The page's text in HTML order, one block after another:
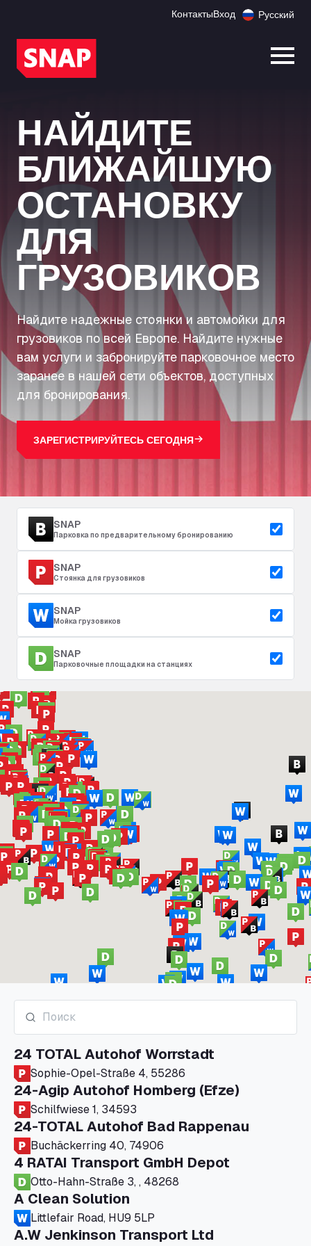
КонтактыВход Русский
НАЙДИТЕ
БЛИЖАЙШУЮ
ОСТАНОВКУ
ДЛЯ
ГРУЗОВИКОВ
Найдите надежные стоянки и автомойки для
грузовиков по всей Европе. Найдите нужные
вам услуги и забронируйте парковочное место
заранее в нашей сети объектов, доступных
для бронирования.
ЗАРЕГИСТРИРУЙТЕСЬ СЕГОДНЯ
SNAP
Парковка по предварительному бронированию
SNAP
Стоянка для грузовиков
SNAP
Мойка грузовиков
SNAP
Парковочные площадки на станциях
24 TOTAL Autohof Worrstadt
Sophie-Opel-Straße 4, 55286
24-Agip Autohof Homberg (Efze)
Schilfwiese 1, 34593
24-TOTAL Autohof Bad Rappenau
Buchäckerring 40, 74906
4 RATAI Transport GmbH Depot
Otto-Hahn-Straße 3, , 48268
A Clean Solution
Littlefair Road, HU9 5LP
A.W Jenkinson Transport Ltd